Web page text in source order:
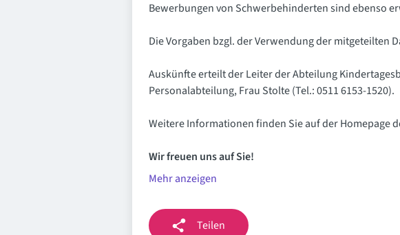
Bewerbungen von Schwerbehinderten sind ebenso
Die Vorgaben bzgl. der Verwendung der mitgeteilten
Auskünfte erteilt der Leiter der Abteilung
Personalabteilung, Frau Stolte (Tel.: 0511 6153-1520).
Weitere Informationen finden Sie auf der Homepage
Wir freuen uns auf Sie!
Mehr anzeigen
Teilen